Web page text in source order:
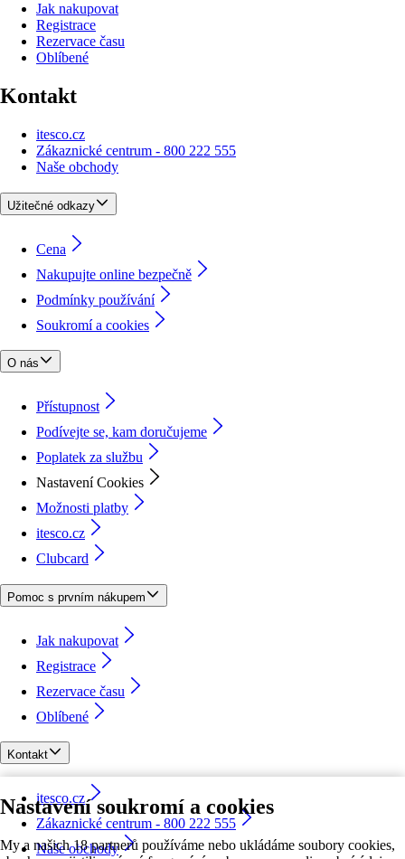
Nastavení soukromí a cookies
My a našich 18 partnerů používáme nebo ukládáme soubory cookies,
Jak nakupovat
Registrace
Rezervace času
Oblíbené
Kontakt
itesco.cz
Zákaznické centrum - 800 222 555
Naše obchody
Užitečné odkazy
Cena
Nakupujte online bezpečně
Podmínky používání
Soukromí a cookies
O nás
Přístupnost
Podívejte se, kam doručujeme
Poplatek za službu
Nastavení Cookies
Možnosti platby
itesco.cz
Clubcard
Pomoc s prvním nákupem
Jak nakupovat
Registrace
Rezervace času
Oblíbené
Kontakt
itesco.cz
Zákaznické centrum - 800 222 555
Naše obchody